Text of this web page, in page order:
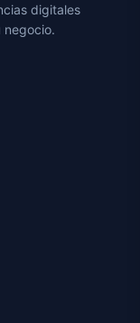
digitales
negocio.